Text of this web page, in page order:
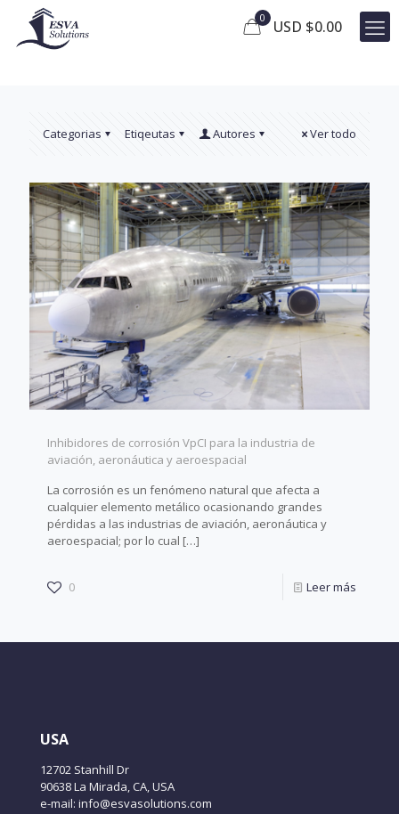
0 USD $0.00
Categorias Etiqeutas Autores Ver todo
Inhibidores de corrosión VpCI para la industria de
aviación, aeronáutica y aeroespacial
La corrosión es un fenómeno natural que afecta a
cualquier elemento metálico ocasionando grandes
pérdidas a las industrias de aviación, aeronáutica y
aeroespacial; por lo cual […]
0 Leer más
USA
12702 Stanhill Dr
90638 La Mirada, CA, USA
e-mail: info@esvasolutions.com